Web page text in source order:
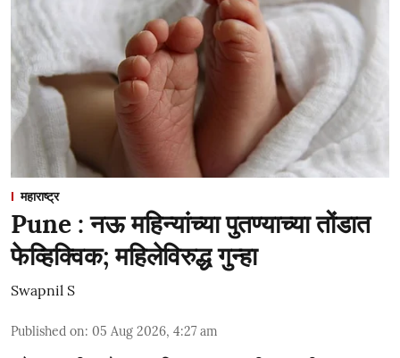
महाराष्ट्र
Pune : नऊ महिन्यांच्या पुतण्याच्या तोंडात
फेव्हिक्विक; महिलेविरुद्ध गुन्हा
Swapnil S
Published on: 05 Aug 2026, 4:27 am